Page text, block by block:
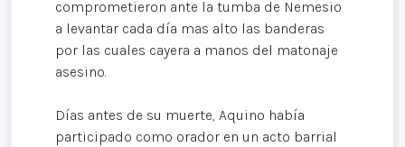
comprometieron ante la tumba de Nemesio
a levantar cada día mas alto las banderas
por las cuales cayera a manos del matonaje
asesino.
Días antes de su muerte, Aquino había
participado como orador en un acto barrial